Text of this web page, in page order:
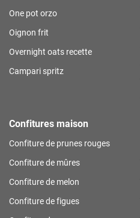
One pot orzo
Oignon frit
Overnight oats recette
Campari spritz
Confitures maison
Confiture de prunes rouges
Confiture de mûres
Confiture de melon
Confiture de figues